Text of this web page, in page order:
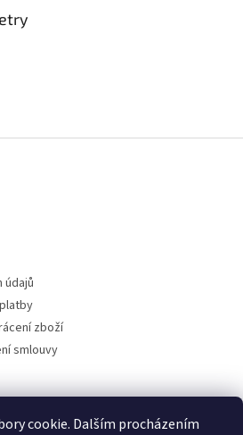
cookie. Dalším procházením
údajů
zboží
smlouvy